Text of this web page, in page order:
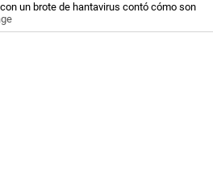
un brote de hantavirus contó cómo son